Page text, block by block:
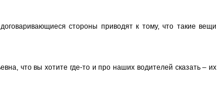
стороны приводят к тому, что такие вещи
что вы хотите где-то и про наших водителей сказать – их